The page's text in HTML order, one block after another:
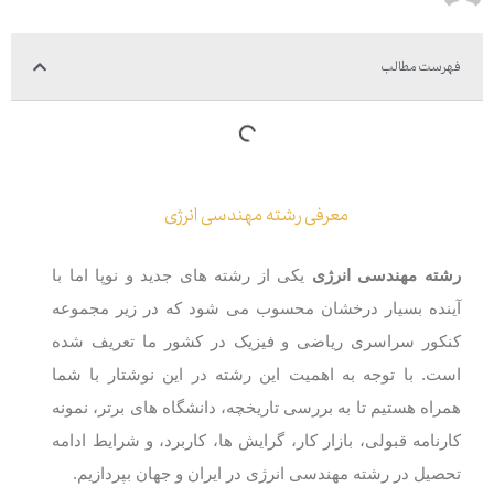
فهرست مطالب
معرفی رشته مهندسی انرژی
رشته مهندسی انرژی یکی از رشته های جدید و نوپا اما با
آینده بسیار درخشان محسوب می شود که در زیر مجموعه
کنکور سراسری ریاضی و فیزیک در کشور ما تعریف شده
است. با توجه به اهمیت این رشته در این نوشتار با شما
همراه هستیم تا به بررسی تاریخچه، دانشگاه ‌های برتر، نمونه
کارنامه قبولی، بازار کار، گرایش ها، کاربرد، و شرایط ادامه
تحصیل در رشته مهندسی انرژی در ایران و جهان بپردازیم.